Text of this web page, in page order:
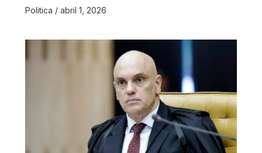
Politica / abril 1, 2026